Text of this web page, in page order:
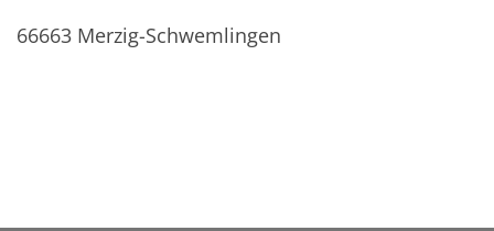
66663 Merzig-Schwemlingen